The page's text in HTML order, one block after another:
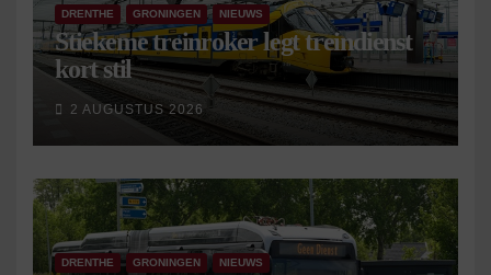
DRENTHE GRONINGEN NIEUWS
Stiekeme treinroker legt treindienst
kort stil
2 AUGUSTUS 2026
DRENTHE GRONINGEN NIEUWS